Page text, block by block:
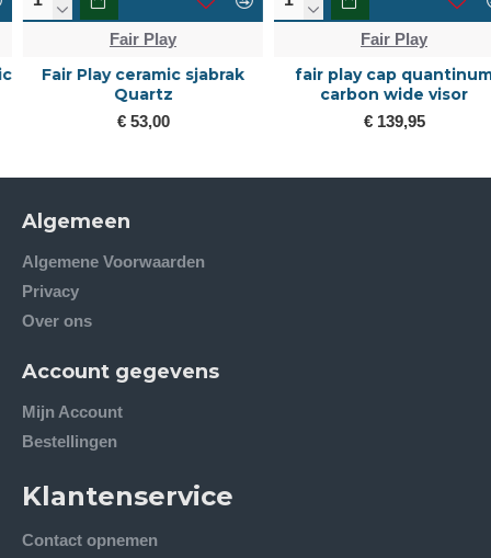
Fair Play
Fair Play ceramic sjabrak
Quartz
€ 53,00
Fair Play
fair play cap quantinum
carbon wide visor
€ 139,95
Algemeen
Algemene Voorwaarden
Privacy
Over ons
Account gegevens
Mijn Account
Bestellingen
Klantenservice
Contact opnemen